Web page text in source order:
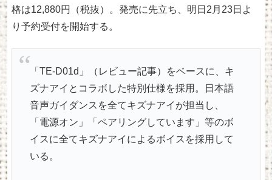
格は12,880円（税抜）。発売に先立ち、明日2月23日よ
り予約受付を開始する。
「TE-D01d」（レビュー記事）をベースに、キ
ズナアイとコラボした特別仕様を採用。日本語
音声ガイダンスを全てキズナアイが担当し、
「電源オン」「ペアリングしています」等のボ
イスに全てキズナアイによるボイスを採用して
いる。